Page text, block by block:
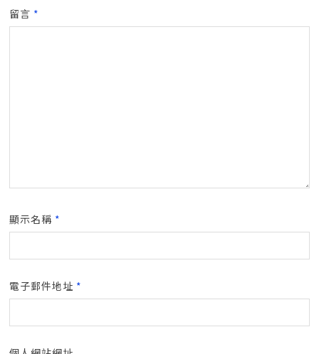
留言 *
顯示名稱 *
電子郵件地址 *